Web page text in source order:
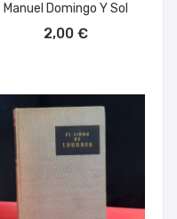
Manuel Domingo Y Sol
2,00 €